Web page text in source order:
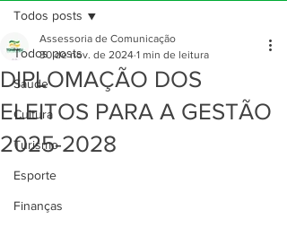
Todos posts
Saúde
Cultura
Turismo
Esporte
Finanças
Todos posts
DIPLOMAÇÃO DOS
ELEITOS PARA A GESTÃO
2025-2028
Assessoria de Comunicação
30 de nov. de 2024 1 min de leitura